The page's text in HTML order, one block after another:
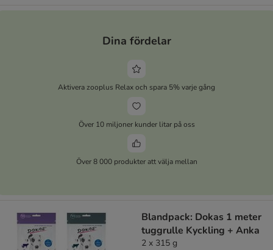
Dina fördelar
Aktivera zooplus Relax och spara 5% varje gång
Över 10 miljoner kunder litar på oss
Över 8 000 produkter att välja mellan
Blandpack: Dokas 1 meter
tuggrulle Kyckling + Anka
2 x 315 g